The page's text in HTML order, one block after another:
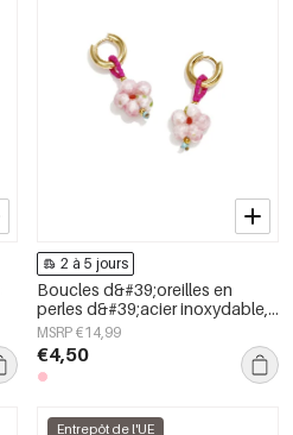
2 à 5 jours
Boucles d&#39;oreilles en
perles d&#39;acier inoxydable,
collection florale simple et
mignonne, bijoux pour femmes
MSRP €14,99
€4,50
Entrepôt de l'UE